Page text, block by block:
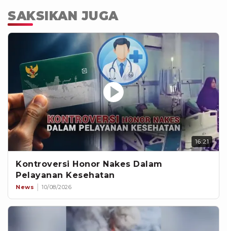
SAKSIKAN JUGA
16:21
Kontroversi Honor Nakes Dalam
Pelayanan Kesehatan
News 10/08/2026